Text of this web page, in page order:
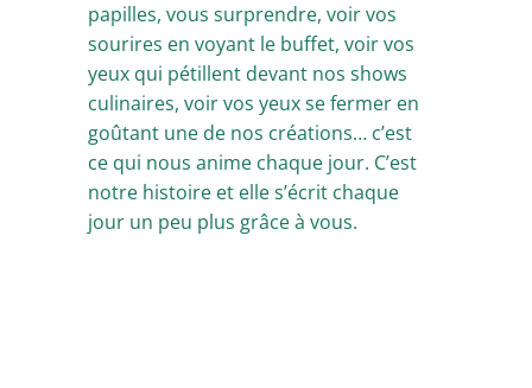
papilles, vous surprendre, voir vos
sourires en voyant le buffet, voir vos
yeux qui pétillent devant nos shows
culinaires, voir vos yeux se fermer en
goûtant une de nos créations… c’est
ce qui nous anime chaque jour. C’est
notre histoire et elle s’écrit chaque
jour un peu plus grâce à vous.